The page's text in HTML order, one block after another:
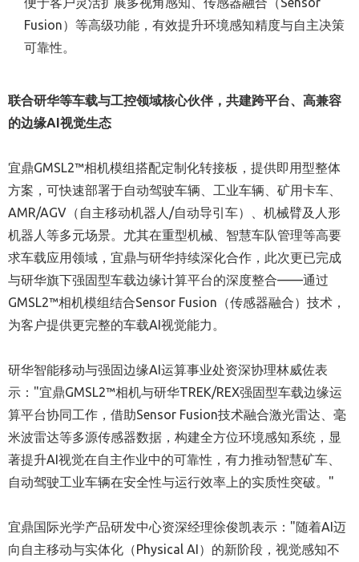
Fusion）等高级功能，有效提升环境感知精度与自主决策
可靠性。
联合研华等车载与工控领域核心伙伴，共建跨平台、高兼容
的边缘AI 视觉生态
宜鼎GMSL2™相机模组搭配定制化转接板，提供即用型整体
方案，可快速部署于自动驾驶车辆、工业车辆、矿用卡车、
AMR/AGV（自主移动机器人/自动导引车）、机械臂及人形
机器人等多元场景。尤其在重型机械、智慧车队管理等高要
求车载应用领域，宜鼎与研华持续深化合作，此次更已完成
与研华旗下强固型车载边缘计算平台的深度整合——通过
GMSL2™相机模组结合Sensor Fusion（传感器融合）技术，
为客户提供更完整的车载AI视觉能力。
研华智能移动与强固边缘AI运算事业处资深协理林威佐表
示："宜鼎GMSL2™相机与研华TREK/REX强固型车载边缘运
算平台协同工作，借助Sensor Fusion技术融合激光雷达、毫
米波雷达等多源传感器数据，构建全方位环境感知系统，显
著提升AI视觉在自主作业中的可靠性，有力推动智慧矿车、
自动驾驶工业车辆在安全性与运行效率上的实质性突破。"
宜鼎国际光学产品研发中心资深经理徐俊凯表示："随着AI迈
向自主移动与实体化（Physical AI）的新阶段，视觉感知不